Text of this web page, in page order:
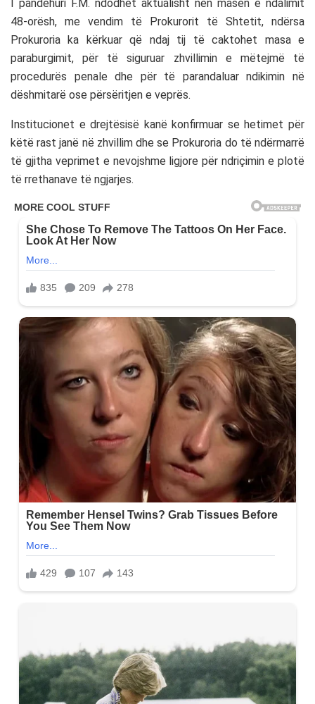
I pandehuri F.M. ndodhet aktualisht nën masën e ndalimit
48-orësh, me vendim të Prokurorit të Shtetit, ndërsa
Prokuroria ka kërkuar që ndaj tij të caktohet masa e
paraburgimit, për të siguruar zhvillimin e mëtejmë të
procedurës penale dhe për të parandaluar ndikimin në
dëshmitarë ose përsëritjen e veprës.
Institucionet e drejtësisë kanë konfirmuar se hetimet për
këtë rast janë në zhvillim dhe se Prokuroria do të ndërmarrë
të gjitha veprimet e nevojshme ligjore për ndriçimin e plotë
të rrethanave të ngjarjes.